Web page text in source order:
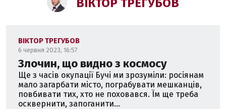
ВІКТОР ТРЕГУБОВ
6 червня 2023, 16:57
Злочин, що видно з космосу
Ще з часів окупації Бучі ми зрозуміли: росіянам
мало загарбати місто, пограбувати мешканців,
повбивати тих, хто не поховався. Їм ще треба
осквернити, запоганити...